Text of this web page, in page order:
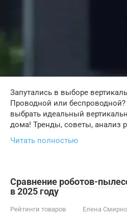
Запутались в выборе
Проводной или
выбрать идеальный
дома! Тренды, советы, анализ
Читать полностью
Сравнение роботов-
в 2025 году
Рейтинги товаров Елена